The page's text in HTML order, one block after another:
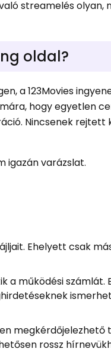
streamelés olyan,
oldal?
a 123Movies
hogy egyetlen
Nincsenek rejtett
igazán varázslat.
Ehelyett csak
a működési számlát.
megkérdőjelezhető
rossz